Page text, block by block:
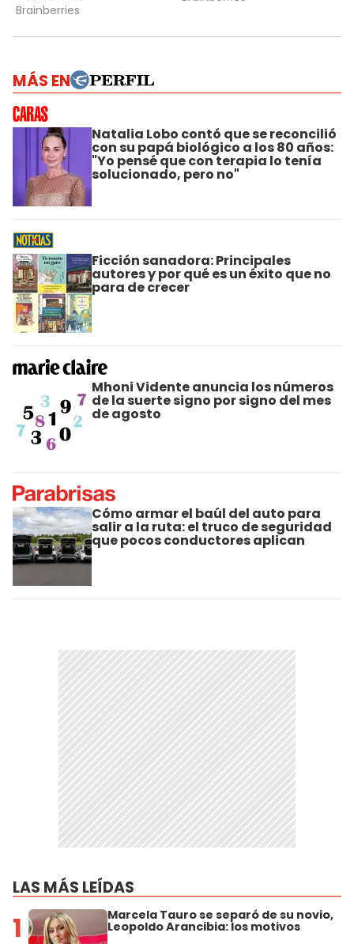
MÁS EN
Natalia Lobo contó que se reconcilió
con su papá biológico a los 80 años:
"Yo pensé que con terapia lo tenía
solucionado, pero no"
Ficción sanadora: Principales
autores y por qué es un éxito que no
para de crecer
Mhoni Vidente anuncia los números
de la suerte signo por signo del mes
de agosto
Cómo armar el baúl del auto para
salir a la ruta: el truco de seguridad
que pocos conductores aplican
LAS MÁS LEÍDAS
1 Marcela Tauro se separó de su novio,
Leopoldo Arancibia: los motivos